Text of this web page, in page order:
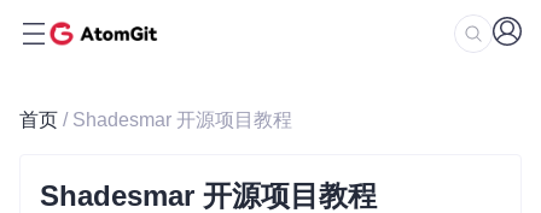
首页 / Shadesmar 开源项目教程
Shadesmar 开源项目教程